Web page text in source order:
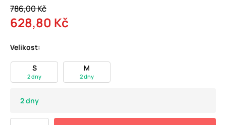
786,00 Kč
628,80 Kč
Velikost:
S
2 dny
M
2 dny
2 dny